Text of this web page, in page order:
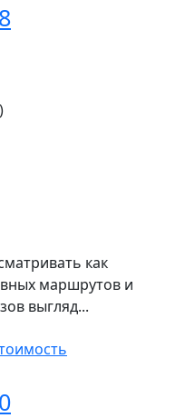
как
маршрутов и
выгляд...